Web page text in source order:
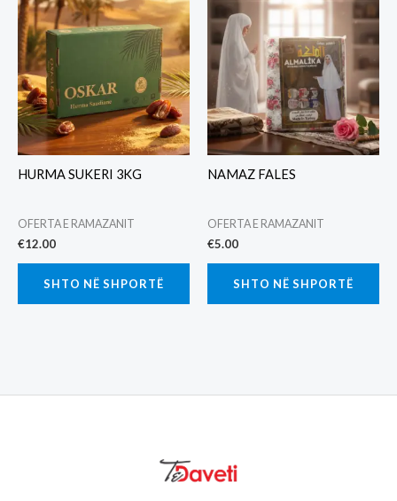
HURMA SUKERI 3KG
OFERTA E RAMAZANIT
€12.00
SHTO NË SHPORTË
NAMAZ FALES
OFERTA E RAMAZANIT
€5.00
SHTO NË SHPORTË